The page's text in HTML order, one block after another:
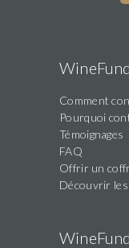
Comment
Pourquoi
Témoignages
FAQ
Offrir un
Découvrir